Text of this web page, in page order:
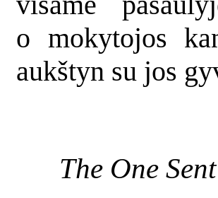
o mokytojos
aukštyn su jos
The One